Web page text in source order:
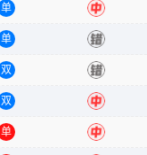
单 中
单 错
双 错
双 中
单 中